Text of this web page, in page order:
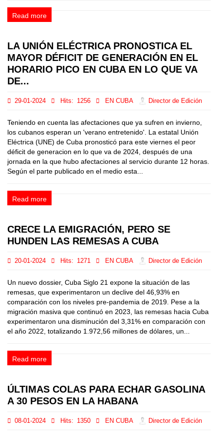
Read more
LA UNIÓN ELÉCTRICA PRONOSTICA EL
MAYOR DÉFICIT DE GENERACIÓN EN EL
HORARIO PICO EN CUBA EN LO QUE VA
DE...
29-01-2024 Hits: 1256 EN CUBA Director de Edición
Teniendo en cuenta las afectaciones que ya sufren en invierno,
los cubanos esperan un 'verano entretenido'. La estatal Unión
Eléctrica (UNE) de Cuba pronosticó para este viernes el peor
déficit de generacion en lo que va de 2024, después de una
jornada en la que hubo afectaciones al servicio durante 12 horas.
Según el parte publicado en el medio esta...
Read more
CRECE LA EMIGRACIÓN, PERO SE
HUNDEN LAS REMESAS A CUBA
20-01-2024 Hits: 1271 EN CUBA Director de Edición
Un nuevo dossier, Cuba Siglo 21 expone la situación de las
remesas, que experimentaron un declive del 46,93% en
comparación con los niveles pre-pandemia de 2019. Pese a la
migración masiva que continuó en 2023, las remesas hacia Cuba
experimentaron una disminución del 3,31% en comparación con
el año 2022, totalizando 1.972,56 millones de dólares, un...
Read more
ÚLTIMAS COLAS PARA ECHAR GASOLINA
A 30 PESOS EN LA HABANA
08-01-2024 Hits: 1350 EN CUBA Director de Edición